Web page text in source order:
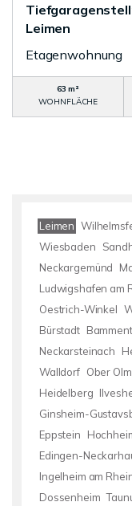
Leimen
Etagenwohnung
63 m²
WOHNFLÄCHE
Leimen
Wiesbaden
Neckargemünd
Ludwigshafen am
Oestrich-Winkel
Bürstadt
Neckarsteinach
Walldorf Ober Olm
Heidelberg
Ginsheim-
Eppstein
Edingen-
Ingelheim am
Dossenheim